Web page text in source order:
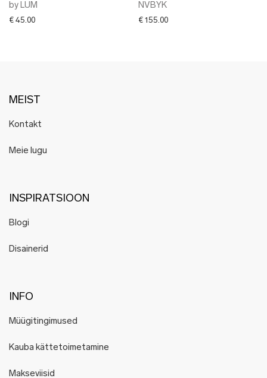
by LUM
€ 45.00
NVBYK
€ 155.00
MEIST
Kontakt
Meie lugu
INSPIRATSIOON
Blogi
Disainerid
INFO
Müügitingimused
Kauba kättetoimetamine
Makseviisid